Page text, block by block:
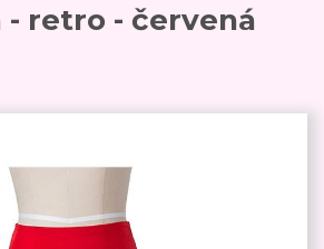
- retro - červená